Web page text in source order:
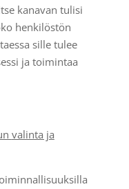
kanavan tulisi
henkilöstön
sille tulee
ja toimintaa
valinta ja